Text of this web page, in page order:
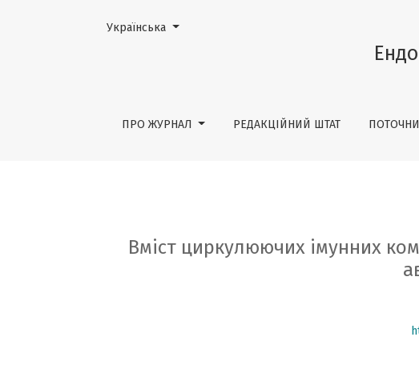
Вміст циркулюючих імунних комплексів у хворих
ПРО ЖУРНАЛ РЕДАКЦІЙНИЙ ШТАТ
Змінити мову. Поточною мовою є:
Українська
Вміст циркулюючих імунних